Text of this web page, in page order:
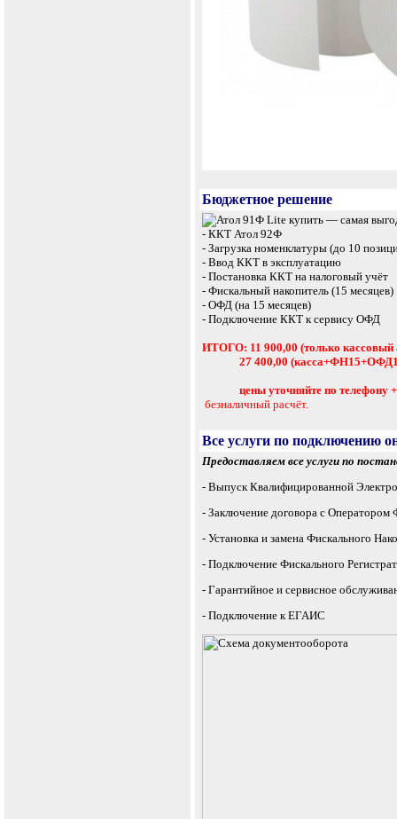
Бюджетное решение
- ККТ Атол 92Ф
- Загрузка номенклатуры (до 10
- Ввод ККТ в эксплуатацию
- Постановка ККТ на налоговый учёт
- Фискальный накопитель (15 месяцев)
- ОФД (на 15 месяцев)
- Подключение ККТ к сервису ОФД
ИТОГО: 11 900,00 (только кассовый
27 400,00
цены уточняйте по телефону +7
безналичный расчёт.
Все услуги по подключению
Предоставляем все услуги по
- Выпуск Квалифицированной
- Заключение договора с
- Установка и замена Фискального
- Подключение Фискального
- Гарантийное и сервисное
- Подключение к ЕГАИС